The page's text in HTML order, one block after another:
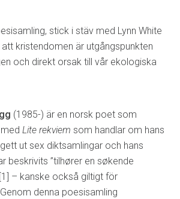
stick i stäv med Lynn White
kristendomen är utgångspunkten
och direkt orsak till vår ekologiska
(1985-) är en norsk poet som
Lite rekviem som handlar om hans
ut sex diktsamlingar och hans
beskrivits ”tilhører en søkende
– kanske också giltigt för
denna poesisamling